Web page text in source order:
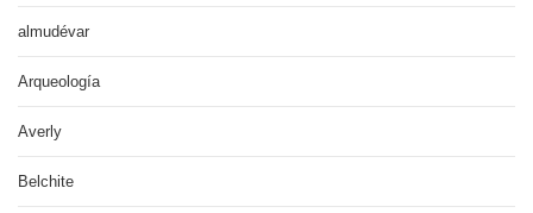
almudévar
Arqueología
Averly
Belchite